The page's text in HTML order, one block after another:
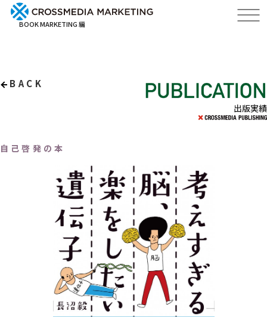
BOOK MARKETING 編
BACK
出版実績
自己啓発の本